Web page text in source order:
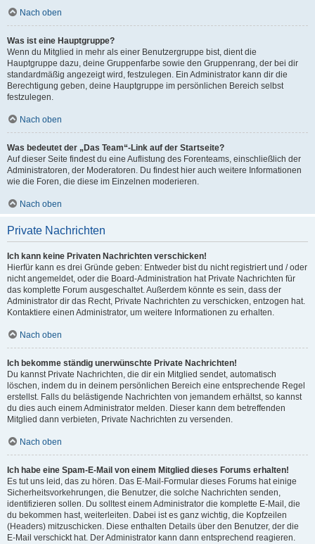
Nach oben
Was ist eine Hauptgruppe?
Wenn du Mitglied in mehr als einer Benutzergruppe bist, dient die
Hauptgruppe dazu, deine Gruppenfarbe sowie den Gruppenrang, der bei dir
standardmäßig angezeigt wird, festzulegen. Ein Administrator kann dir die
Berechtigung geben, deine Hauptgruppe im persönlichen Bereich selbst
festzulegen.
Nach oben
Was bedeutet der „Das Team“-Link auf der Startseite?
Auf dieser Seite findest du eine Auflistung des Forenteams, einschließlich der
Administratoren, der Moderatoren. Du findest hier auch weitere Informationen
wie die Foren, die diese im Einzelnen moderieren.
Nach oben
Private Nachrichten
Ich kann keine Privaten Nachrichten verschicken!
Hierfür kann es drei Gründe geben: Entweder bist du nicht registriert und / oder
nicht angemeldet, oder die Board-Administration hat Private Nachrichten für
das komplette Forum ausgeschaltet. Außerdem könnte es sein, dass der
Administrator dir das Recht, Private Nachrichten zu verschicken, entzogen hat.
Kontaktiere einen Administrator, um weitere Informationen zu erhalten.
Nach oben
Ich bekomme ständig unerwünschte Private Nachrichten!
Du kannst Private Nachrichten, die dir ein Mitglied sendet, automatisch
löschen, indem du in deinem persönlichen Bereich eine entsprechende Regel
erstellst. Falls du belästigende Nachrichten von jemandem erhältst, so kannst
du dies auch einem Administrator melden. Dieser kann dem betreffenden
Mitglied dann verbieten, Private Nachrichten zu versenden.
Nach oben
Ich habe eine Spam-E-Mail von einem Mitglied dieses Forums erhalten!
Es tut uns leid, das zu hören. Das E-Mail-Formular dieses Forums hat einige
Sicherheitsvorkehrungen, die Benutzer, die solche Nachrichten senden,
identifizieren sollen. Du solltest einem Administrator die komplette E-Mail, die
du bekommen hast, weiterleiten. Dabei ist es ganz wichtig, die Kopfzeilen
(Headers) mitzuschicken. Diese enthalten Details über den Benutzer, der die
E-Mail verschickt hat. Der Administrator kann dann entsprechend reagieren.